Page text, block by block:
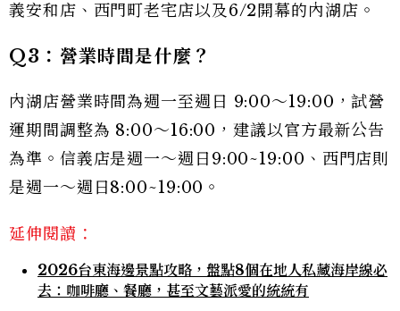
義安和店、西門町老宅店以及6/2開幕的內湖店。
Q3：營業時間是什麼？
內湖店營業時間為週一至週日 9:00～19:00，試營
運期間調整為 8:00～16:00，建議以官方最新公告
為準。信義店是週一～週日9:00~19:00、西門店則
是週一～週日8:00~19:00。
延伸閱讀：
2026台東海邊景點攻略，盤點8個在地人私藏海岸線必
去：咖啡廳、餐廳，甚至文藝派愛的統統有